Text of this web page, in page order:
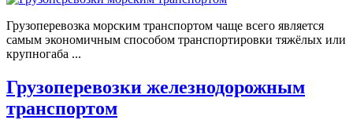
Грузоперевозка морским транспортом чаще всего является
самым экономичным способом транспортировки тяжёлых или
крупногаба ...
Грузоперевозки железнодорожным
транспортом